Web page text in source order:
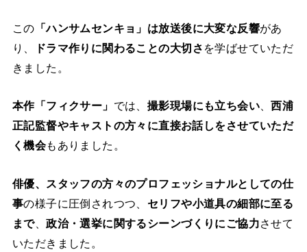
この 「ハンサムセンキョ」は放送後に大変な反響があ
り、
ドラマ作りに関わることの大切さ を学ばせていただ
きました。
本作「フィクサー」 では、 撮影現場にも立ち会い 、西浦
正記監督やキャストの方々に直接お話しをさせていただ
く機会もありました。
俳優、スタッフの方々のプロフェッショナルとしての仕
事の様子に圧倒されつつ、 セリフや小道具の細部に至る
まで、政治・選挙に関するシーンづくりにご協力させて
いただきました。